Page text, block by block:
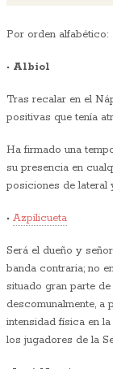
Por orden alfabético:
• Albiol
Tras recalar en el
positivas que tenía
Ha firmado una
su presencia en
posiciones de lateral
• Azpilicueta
Será el dueño y
banda contraria; no
situado gran parte
descomunalmente,
intensidad física en
los jugadores de la